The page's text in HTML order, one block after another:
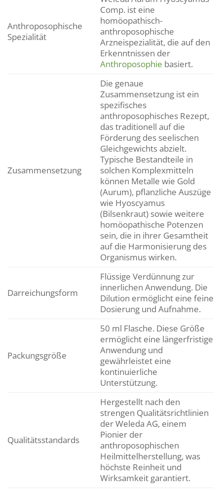
Anthroposophische
Spezialität
Comp. ist eine
homöopathisch-
anthroposophische
Arzneispezialität, die auf den
Erkenntnissen der
Anthroposophie basiert.
Zusammensetzung
Die genaue
Zusammensetzung ist ein
spezifisches
anthroposophisches Rezept,
das traditionell auf die
Förderung des seelischen
Gleichgewichts abzielt.
Typische Bestandteile in
solchen Komplexmitteln
können Metalle wie Gold
(Aurum), pflanzliche Auszüge
wie Hyoscyamus
(Bilsenkraut) sowie weitere
homöopathische Potenzen
sein, die in ihrer Gesamtheit
auf die Harmonisierung des
Organismus wirken.
Darreichungsform
Flüssige Verdünnung zur
innerlichen Anwendung. Die
Dilution ermöglicht eine feine
Dosierung und Aufnahme.
Packungsgröße
50 ml Flasche. Diese Größe
ermöglicht eine längerfristige
Anwendung und
gewährleistet eine
kontinuierliche
Unterstützung.
Qualitätsstandards
Hergestellt nach den
strengen Qualitätsrichtlinien
der Weleda AG, einem
Pionier der
anthroposophischen
Heilmittelherstellung, was
höchste Reinheit und
Wirksamkeit garantiert.